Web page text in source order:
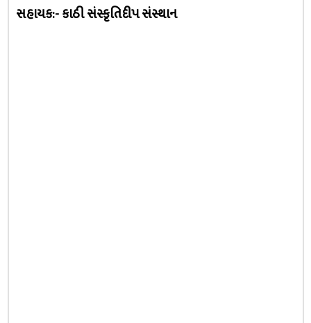
સહાયક:- કાઠી સંસ્કૃતિદીપ સંસ્થાન